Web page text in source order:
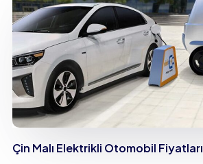
Çin Malı Elektrikli Otomobil Fiyatları